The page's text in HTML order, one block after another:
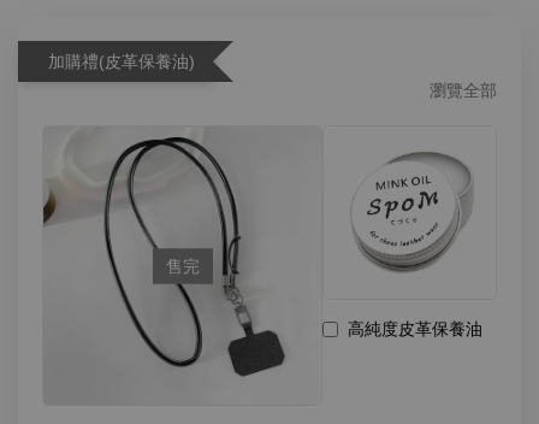
加購禮(皮革保養油)
瀏覽全部
售完
高純度皮革保養油